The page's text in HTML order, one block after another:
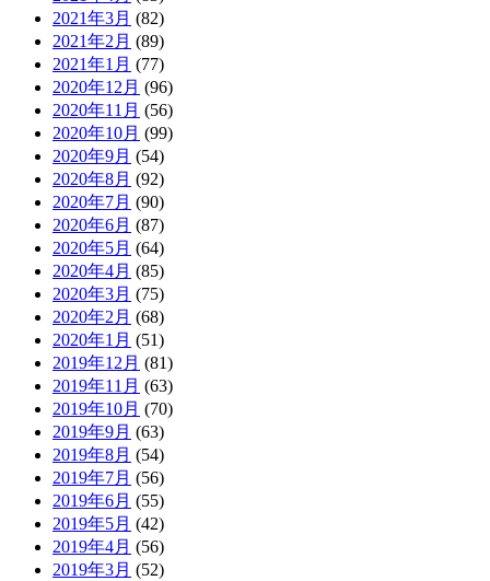
2021年3月 (82)
2021年2月 (89)
2021年1月 (77)
2020年12月 (96)
2020年11月 (56)
2020年10月 (99)
2020年9月 (54)
2020年8月 (92)
2020年7月 (90)
2020年6月 (87)
2020年5月 (64)
2020年4月 (85)
2020年3月 (75)
2020年2月 (68)
2020年1月 (51)
2019年12月 (81)
2019年11月 (63)
2019年10月 (70)
2019年9月 (63)
2019年8月 (54)
2019年7月 (56)
2019年6月 (55)
2019年5月 (42)
2019年4月 (56)
2019年3月 (52)